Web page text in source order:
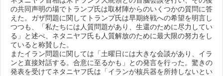
の共同声明の場でトランプ氏は取材陣からのいくつかの質問に答
えた。ガザ問題に関してトランプ氏は早期終戦への希望を明言し
つつも、「私たちには人質問題があり、生還のために尽力してい
る」と述べ、ネタニヤフ氏も人質解放のために最大限の努力をし
ていると称賛した。
またイラン問題に関しては「土曜日には大きな会談があり、イラ
ンと直接対話する。合意に至るかも」との発言を行った。驚きの
発表を受けてネタニヤフ氏は「イランが核兵器を所持しないとい